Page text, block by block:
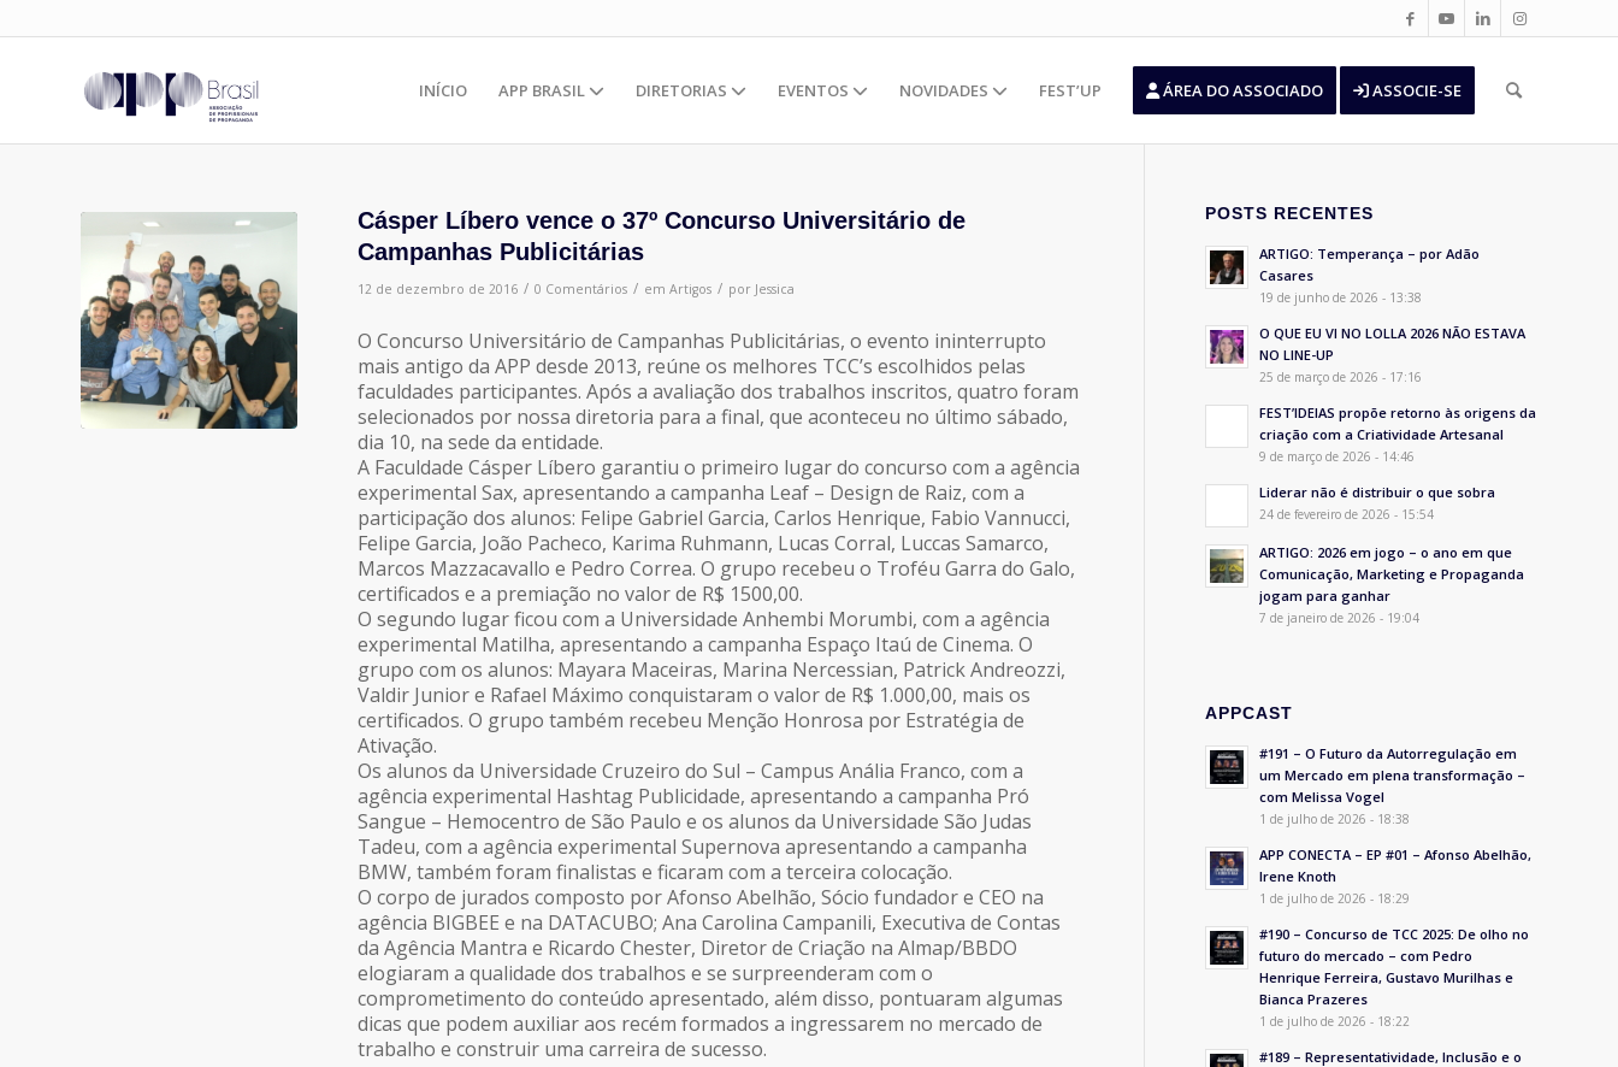
INÍCIO APP BRASIL DIRETORIAS EVENTOS NOVIDADES FEST’UP ÁREA DO ASSOCIADO ASSOCIE-SE
Cásper Líbero vence o 37º Concurso Universitário de
Campanhas Publicitárias
12 de dezembro de 2016 / 0 Comentários / em Artigos / por Jessica
O Concurso Universitário de Campanhas Publicitárias, o evento ininterrupto
mais antigo da APP desde 2013, reúne os melhores TCC’s escolhidos pelas
faculdades participantes. Após a avaliação dos trabalhos inscritos, quatro foram
selecionados por nossa diretoria para a final, que aconteceu no último sábado,
dia 10, na sede da entidade.
A Faculdade Cásper Líbero garantiu o primeiro lugar do concurso com a agência
experimental Sax, apresentando a campanha Leaf – Design de Raiz, com a
participação dos alunos: Felipe Gabriel Garcia, Carlos Henrique, Fabio Vannucci,
Felipe Garcia, João Pacheco, Karima Ruhmann, Lucas Corral, Luccas Samarco,
Marcos Mazzacavallo e Pedro Correa. O grupo recebeu o Troféu Garra do Galo,
certificados e a premiação no valor de R$ 1500,00.
O segundo lugar ficou com a Universidade Anhembi Morumbi, com a agência
experimental Matilha, apresentando a campanha Espaço Itaú de Cinema. O
grupo com os alunos: Mayara Maceiras, Marina Nercessian, Patrick Andreozzi,
Valdir Junior e Rafael Máximo conquistaram o valor de R$ 1.000,00, mais os
certificados. O grupo também recebeu Menção Honrosa por Estratégia de
Ativação.
Os alunos da Universidade Cruzeiro do Sul – Campus Anália Franco, com a
agência experimental Hashtag Publicidade, apresentando a campanha Pró
Sangue – Hemocentro de São Paulo e os alunos da Universidade São Judas
Tadeu, com a agência experimental Supernova apresentando a campanha
BMW, também foram finalistas e ficaram com a terceira colocação.
O corpo de jurados composto por Afonso Abelhão, Sócio fundador e CEO na
agência BIGBEE e na DATACUBO; Ana Carolina Campanili, Executiva de Contas
da Agência Mantra e Ricardo Chester, Diretor de Criação na Almap/BBDO
elogiaram a qualidade dos trabalhos e se surpreenderam com o
comprometimento do conteúdo apresentado, além disso, pontuaram algumas
dicas que podem auxiliar aos recém formados a ingressarem no mercado de
trabalho e construir uma carreira de sucesso.
POSTS RECENTES
ARTIGO: Temperança – por Adão
Casares
19 de junho de 2026 - 13:38
O QUE EU VI NO LOLLA 2026 NÃO ESTAVA
NO LINE-UP
25 de março de 2026 - 17:16
FEST’IDEIAS propõe retorno às origens da
criação com a Criatividade Artesanal
9 de março de 2026 - 14:46
Liderar não é distribuir o que sobra
24 de fevereiro de 2026 - 15:54
ARTIGO: 2026 em jogo – o ano em que
Comunicação, Marketing e Propaganda
jogam para ganhar
7 de janeiro de 2026 - 19:04
APPCAST
#191 – O Futuro da Autorregulação em
um Mercado em plena transformação –
com Melissa Vogel
1 de julho de 2026 - 18:38
APP CONECTA – EP #01 – Afonso Abelhão,
Irene Knoth
1 de julho de 2026 - 18:29
#190 – Concurso de TCC 2025: De olho no
futuro do mercado – com Pedro
Henrique Ferreira, Gustavo Murilhas e
Bianca Prazeres
1 de julho de 2026 - 18:22
#189 – Representatividade, Inclusão e o